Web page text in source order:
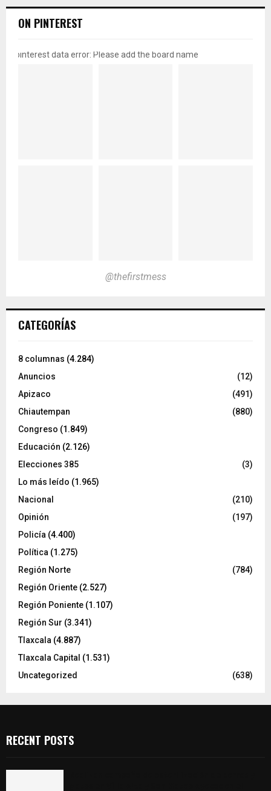
ON PINTEREST
pinterest data error: Please add the board name
@thefirstmess
CATEGORÍAS
8 columnas (4.284)
Anuncios
(12)
Apizaco
(491)
Chiautempan
(880)
Congreso (1.849)
Educación (2.126)
Elecciones 385
(3)
Lo más leído (1.965)
Nacional
(210)
Opinión
(197)
Policía (4.400)
Política (1.275)
Región Norte
(784)
Región Oriente (2.527)
Región Poniente (1.107)
Región Sur (3.341)
Tlaxcala (4.887)
Tlaxcala Capital (1.531)
Uncategorized
(638)
RECENT POSTS